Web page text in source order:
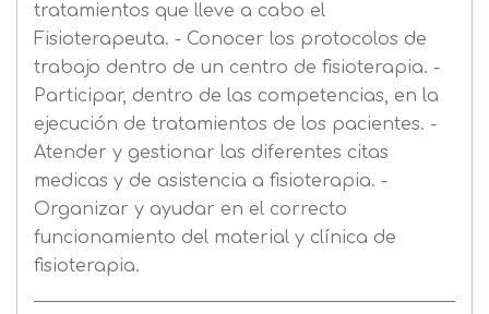
tratamientos que lleve a cabo el
Fisioterapeuta. - Conocer los protocolos de
trabajo dentro de un centro de fisioterapia. -
Participar, dentro de las competencias, en la
ejecución de tratamientos de los pacientes. -
Atender y gestionar las diferentes citas
medicas y de asistencia a fisioterapia. -
Organizar y ayudar en el correcto
funcionamiento del material y clínica de
fisioterapia.